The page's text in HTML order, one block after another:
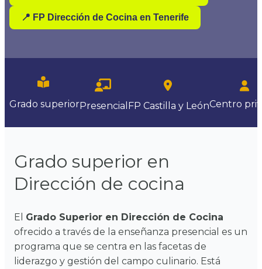
📍 FP Dirección de Cocina en Tenerife
Grado superiorPresencial FP Castilla y LeónCentro
Grado superior en
Dirección de cocina
El Grado Superior en Dirección de Cocina
ofrecido a través de la enseñanza presencial es un
programa que se centra en las facetas de
liderazgo y gestión del campo culinario. Está